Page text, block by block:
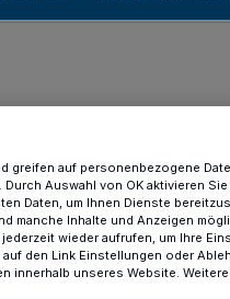
greifen auf personenbezogene
Durch Auswahl von OK aktivieren
Daten, um Ihnen Dienste
manche Inhalte und Anzeigen
wieder aufrufen, um Ihre
den Link Einstellungen oder
innerhalb unseres Website.